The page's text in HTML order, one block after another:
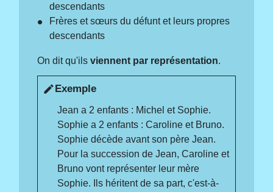
descendants
Frères et sœurs du défunt et leurs propres
descendants
On dit qu'ilsviennent par représentation.
editExemple
Jean a 2 enfants : Michel et Sophie.
Sophie a 2 enfants : Caroline et Bruno.
Sophie décède avant son père Jean.
Pour la succession de Jean, Caroline et
Bruno vont représenter leur mère
Sophie. Ils héritent de sa part, c'est-à-